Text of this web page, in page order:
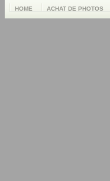
HOME ACHAT DE PHOTOS